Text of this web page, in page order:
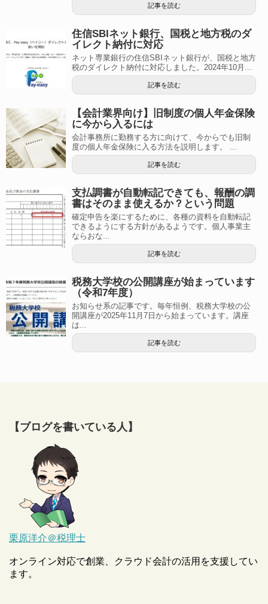
記事を読む
住信SBIネット銀行、国税と地方税のダ
イレクト納付に対応
ネット専業銀行の住信SBIネット銀行が、国税と地方
税のダイレクト納付に対応しました。2024年10月...
記事を読む
【会計業界向け】旧制度の個人年金保険
に今から入るには
会計事務所に勤務する方に向けて、今からでも旧制
度の個人年金保険に入る方法を説明します。 ...
記事を読む
支払調書が自動転記できても、報酬の調
書はそのまま使えるか？という問題
確定申告を楽にするために、各種の資料を自動転記
できるようにする方針があるようです。個人事業主
ならおな...
記事を読む
税務大学校の公開講座が始まっています
（令和7年度）
お知らせ系の記事です。毎年恒例、税務大学校の公
開講座が2025年11月7日から始まっています。講座
は...
記事を読む
【ブログを書いている人】
栗原洋介＠税理士
オンライン対応で創業、クラウド会計の活用を支援してい
ます。